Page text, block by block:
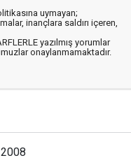
uymayan;
inançlara saldırı içeren,
yazılmış yorumlar
onaylanmamaktadır.